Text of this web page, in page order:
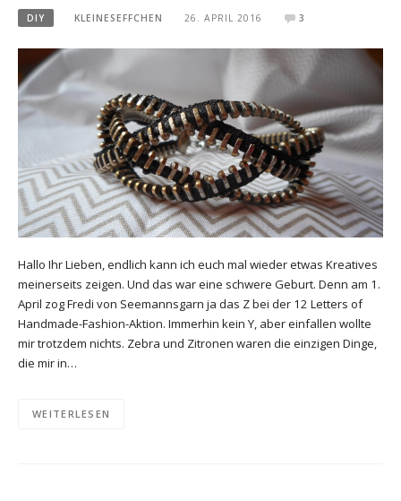
DIY KLEINESEFFCHEN 26. APRIL 2016 3
Hallo Ihr Lieben, endlich kann ich euch mal wieder etwas Kreatives
meinerseits zeigen. Und das war eine schwere Geburt. Denn am 1.
April zog Fredi von Seemannsgarn ja das Z bei der 12 Letters of
Handmade-Fashion-Aktion. Immerhin kein Y, aber einfallen wollte
mir trotzdem nichts. Zebra und Zitronen waren die einzigen Dinge,
die mir in…
WEITERLESEN